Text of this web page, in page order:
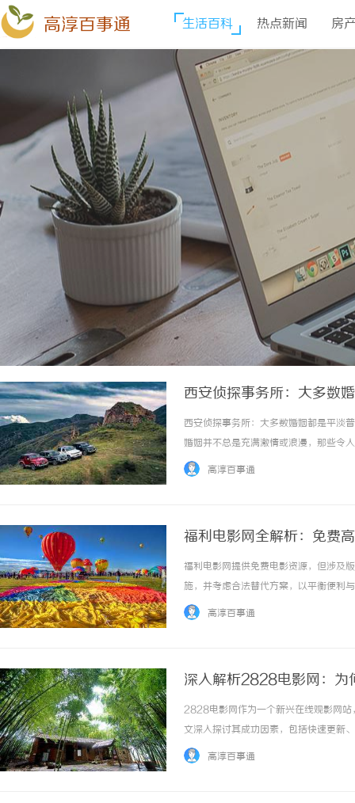
高淳百事通 生活百科 热点新闻 房
西安侦探事务所：大多数
西安侦探事务所：大多数婚姻都是平淡
婚姻并不总是充满激情或浪漫，那些令
更多时候，婚姻涉及柴米油盐、琐碎小
高淳百事通
福利电影网全解析：免费
福利电影网提供免费电影资源，但涉及
施，并考虑合法替代方案，以平衡便利
重知识产权。 ...……
高淳百事通
深入解析2828电影网：为
2828电影网作为一个新兴在线观影网站
文深入探讨其成功因素，包括快速更新
发展潜力，为影迷提供全面解析。 ...……
高淳百事通